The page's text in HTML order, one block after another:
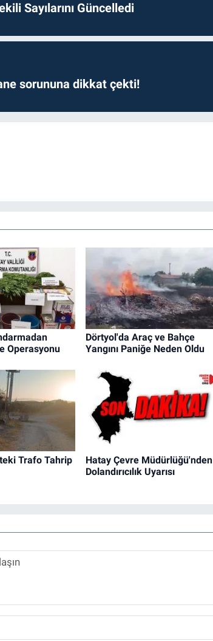
Sayılarını Güncelledi
sorununa dikkat çekti!
Operasyonu
Dörtyol'da Araç ve Bahçe
Yangını Paniğe Neden Oldu
Trafo Tahrip
Hatay Çevre Müdürlüğü'nden
Dolandırıcılık Uyarısı